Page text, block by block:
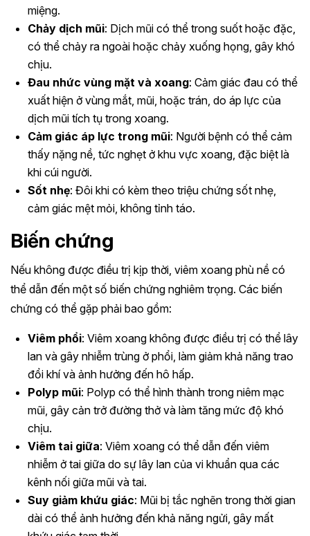
miệng.
Chảy dịch mũi: Dịch mũi có thể trong suốt hoặc đặc,
có thể chảy ra ngoài hoặc chảy xuống họng, gây khó
chịu.
Đau nhức vùng mặt và xoang: Cảm giác đau có thể
xuất hiện ở vùng mắt, mũi, hoặc trán, do áp lực của
dịch mũi tích tụ trong xoang.
Cảm giác áp lực trong mũi: Người bệnh có thể cảm
thấy nặng nề, tức nghẹt ở khu vực xoang, đặc biệt là
khi cúi người.
Sốt nhẹ: Đôi khi có kèm theo triệu chứng sốt nhẹ,
cảm giác mệt mỏi, không tỉnh táo.
Biến chứng
Nếu không được điều trị kịp thời, viêm xoang phù nề có
thể dẫn đến một số biến chứng nghiêm trọng. Các biến
chứng có thể gặp phải bao gồm:
Viêm phổi: Viêm xoang không được điều trị có thể lây
lan và gây nhiễm trùng ở phổi, làm giảm khả năng trao
đổi khí và ảnh hưởng đến hô hấp.
Polyp mũi: Polyp có thể hình thành trong niêm mạc
mũi, gây cản trở đường thở và làm tăng mức độ khó
chịu.
Viêm tai giữa: Viêm xoang có thể dẫn đến viêm
nhiễm ở tai giữa do sự lây lan của vi khuẩn qua các
kênh nối giữa mũi và tai.
Suy giảm khứu giác: Mũi bị tắc nghẽn trong thời gian
dài có thể ảnh hưởng đến khả năng ngửi, gây mất